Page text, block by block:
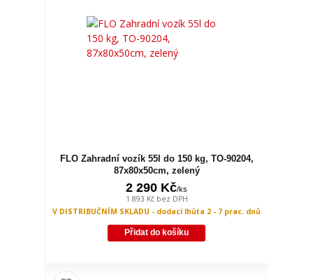
FLO Zahradní vozík 55l do 150 kg, TO-90204,
87x80x50cm, zelený
2 290 Kč/ks
1 893 Kč bez DPH
V DISTRIBUČNÍM SKLADU - dodací lhůta 2 - 7 prac. dnů
Přidat do košíku